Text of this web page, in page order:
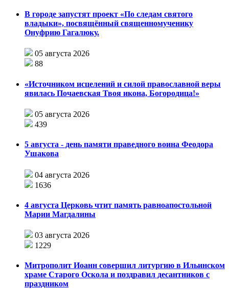
В городе запустят проект «По следам святого
владыки», посвящённый священномученику
Онуфрию Гагалюку.
05 августа 2026
88
«Источником исцелений и силой православной веры
явилась Почаевская Твоя икона, Богородица!»
05 августа 2026
439
5 августа - день памяти праведного воина Феодора
Ушакова
04 августа 2026
1636
4 августа Церковь чтит память равноапостольной
Марии Магдалины
03 августа 2026
1229
Митрополит Иоанн совершил литургию в Ильинском
храме Старого Оскола и поздравил десантников с
праздником